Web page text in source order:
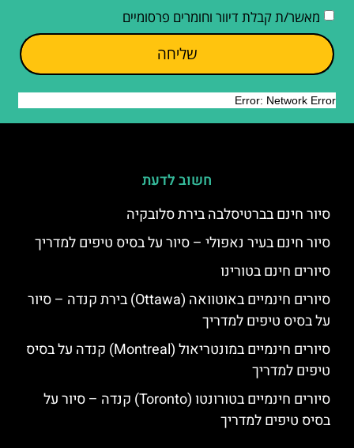
מאשר/ת קבלת דיוור וחומרים פרסומיים
שליחה
חשוב לדעת
סיור חינם בברטיסלבה בירת סלובקיה
סיור חינם בעיר נאפולי – סיור על בסיס טיפים למדריך
סיורים חינם בטורינו
סיורים חינמיים באוטוואה (Ottawa) בירת קנדה – סיור
על בסיס טיפים למדריך
סיורים חינמיים במונטריאול (Montreal) קנדה על בסיס
טיפים למדריך
סיורים חינמיים בטורונטו (Toronto) קנדה – סיור על
בסיס טיפים למדריך